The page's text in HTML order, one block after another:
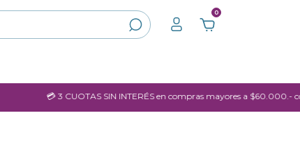
0
💳 3 CUOTAS SIN INTERÉS en compras mayores a $60.000.- con Visa o